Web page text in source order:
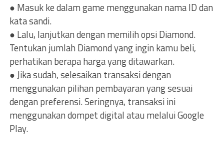
● Masuk ke dalam game menggunakan nama ID dan
kata sandi.
● Lalu, lanjutkan dengan memilih opsi Diamond.
Tentukan jumlah Diamond yang ingin kamu beli,
perhatikan berapa harga yang ditawarkan.
● Jika sudah, selesaikan transaksi dengan
menggunakan pilihan pembayaran yang sesuai
dengan preferensi. Seringnya, transaksi ini
menggunakan dompet digital atau melalui Google
Play.